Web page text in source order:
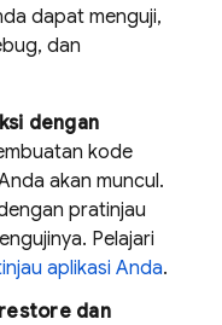
dapat menguji,
dan
dengan
kode
akan muncul.
pratinjau
Pelajari
aplikasi Anda.
dan